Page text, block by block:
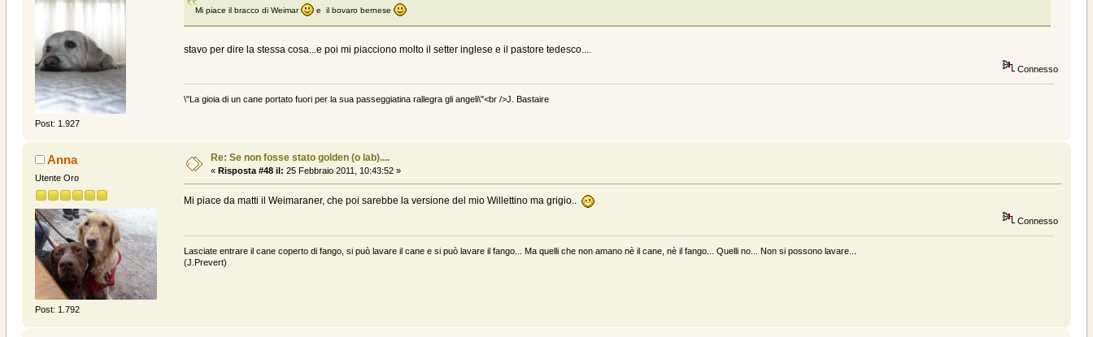
Post: 1.927
Mi piace il bracco di Weimar e il bovaro bernese
stavo per dire la stessa cosa...e poi mi piacciono molto il setter inglese e il pastore tedesco....
Connesso
\"La gioia di un cane portato fuori per la sua passeggiatina rallegra gli angeli\"<br />J. Bastaire
Anna
Utente Oro
Post: 1.792
Re: Se non fosse stato golden (o lab)....
« Risposta #48 il: 25 Febbraio 2011, 10:43:52 »
Mi piace da matti il Weimaraner, che poi sarebbe la versione del mio Willettino ma grigio..
Connesso
Lasciate entrare il cane coperto di fango, si può lavare il cane e si può lavare il fango... Ma quelli che non amano nè il cane, nè il fango... Quelli no... Non si possono lavare...
(J.Prevert)